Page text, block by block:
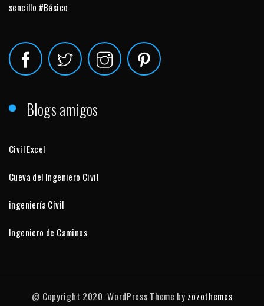
sencillo #Básico
Blogs amigos
Civil Excel
Cueva del Ingeniero Civil
ingeniería Civil
Ingeniero de Caminos
@ Copyright 2020. WordPress Theme by zozothemes